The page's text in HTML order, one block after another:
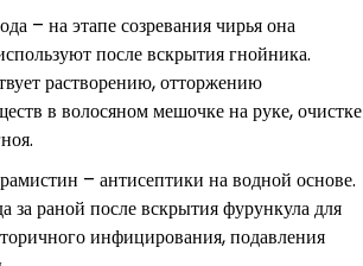
– на этапе созревания чирья она
после вскрытия гнойника.
растворению, отторжению
в волосяном мешочке на руке, очистке
– антисептики на водной основе.
за раной после вскрытия фурункула для
инфицирования, подавления